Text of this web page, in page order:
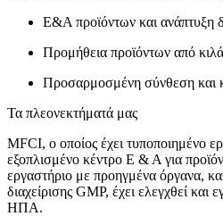
Ε&Α προϊόντων και ανάπτυξη
Προμήθεια προϊόντων από
Προσαρμοσμένη σύνθεση και
Τα πλεονεκτήματά μας
MFCI, ο οποίος έχει τυποποιημένο
εξοπλισμένο κέντρο Ε & Α για
εργαστήριο με προηγμένα όργανα,
διαχείρισης GMP, έχει ελεγχθεί και
ΗΠΑ.